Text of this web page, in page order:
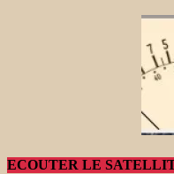
ECOUTER LE